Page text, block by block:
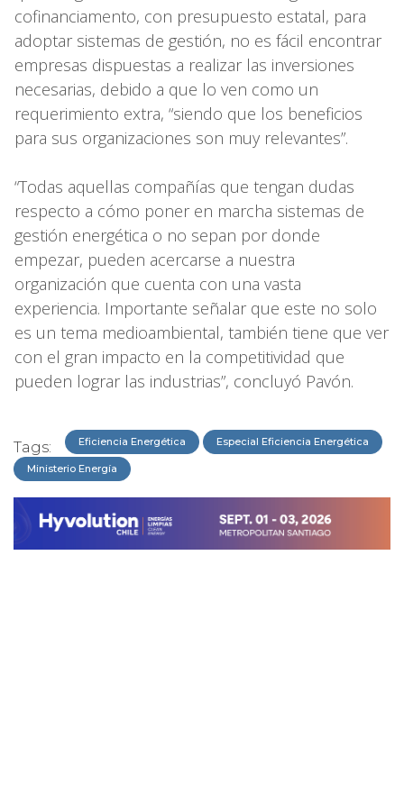
cofinanciamento, con presupuesto estatal, para
adoptar sistemas de gestión, no es fácil encontrar
empresas dispuestas a realizar las inversiones
necesarias, debido a que lo ven como un
requerimiento extra, “siendo que los beneficios
para sus organizaciones son muy relevantes”.
“Todas aquellas compañías que tengan dudas
respecto a cómo poner en marcha sistemas de
gestión energética o no sepan por donde
empezar, pueden acercarse a nuestra
organización que cuenta con una vasta
experiencia. Importante señalar que este no solo
es un tema medioambiental, también tiene que ver
con el gran impacto en la competitividad que
pueden lograr las industrias”, concluyó Pavón.
Tags: Eficiencia Energética Especial Eficiencia Energética
Ministerio Energía